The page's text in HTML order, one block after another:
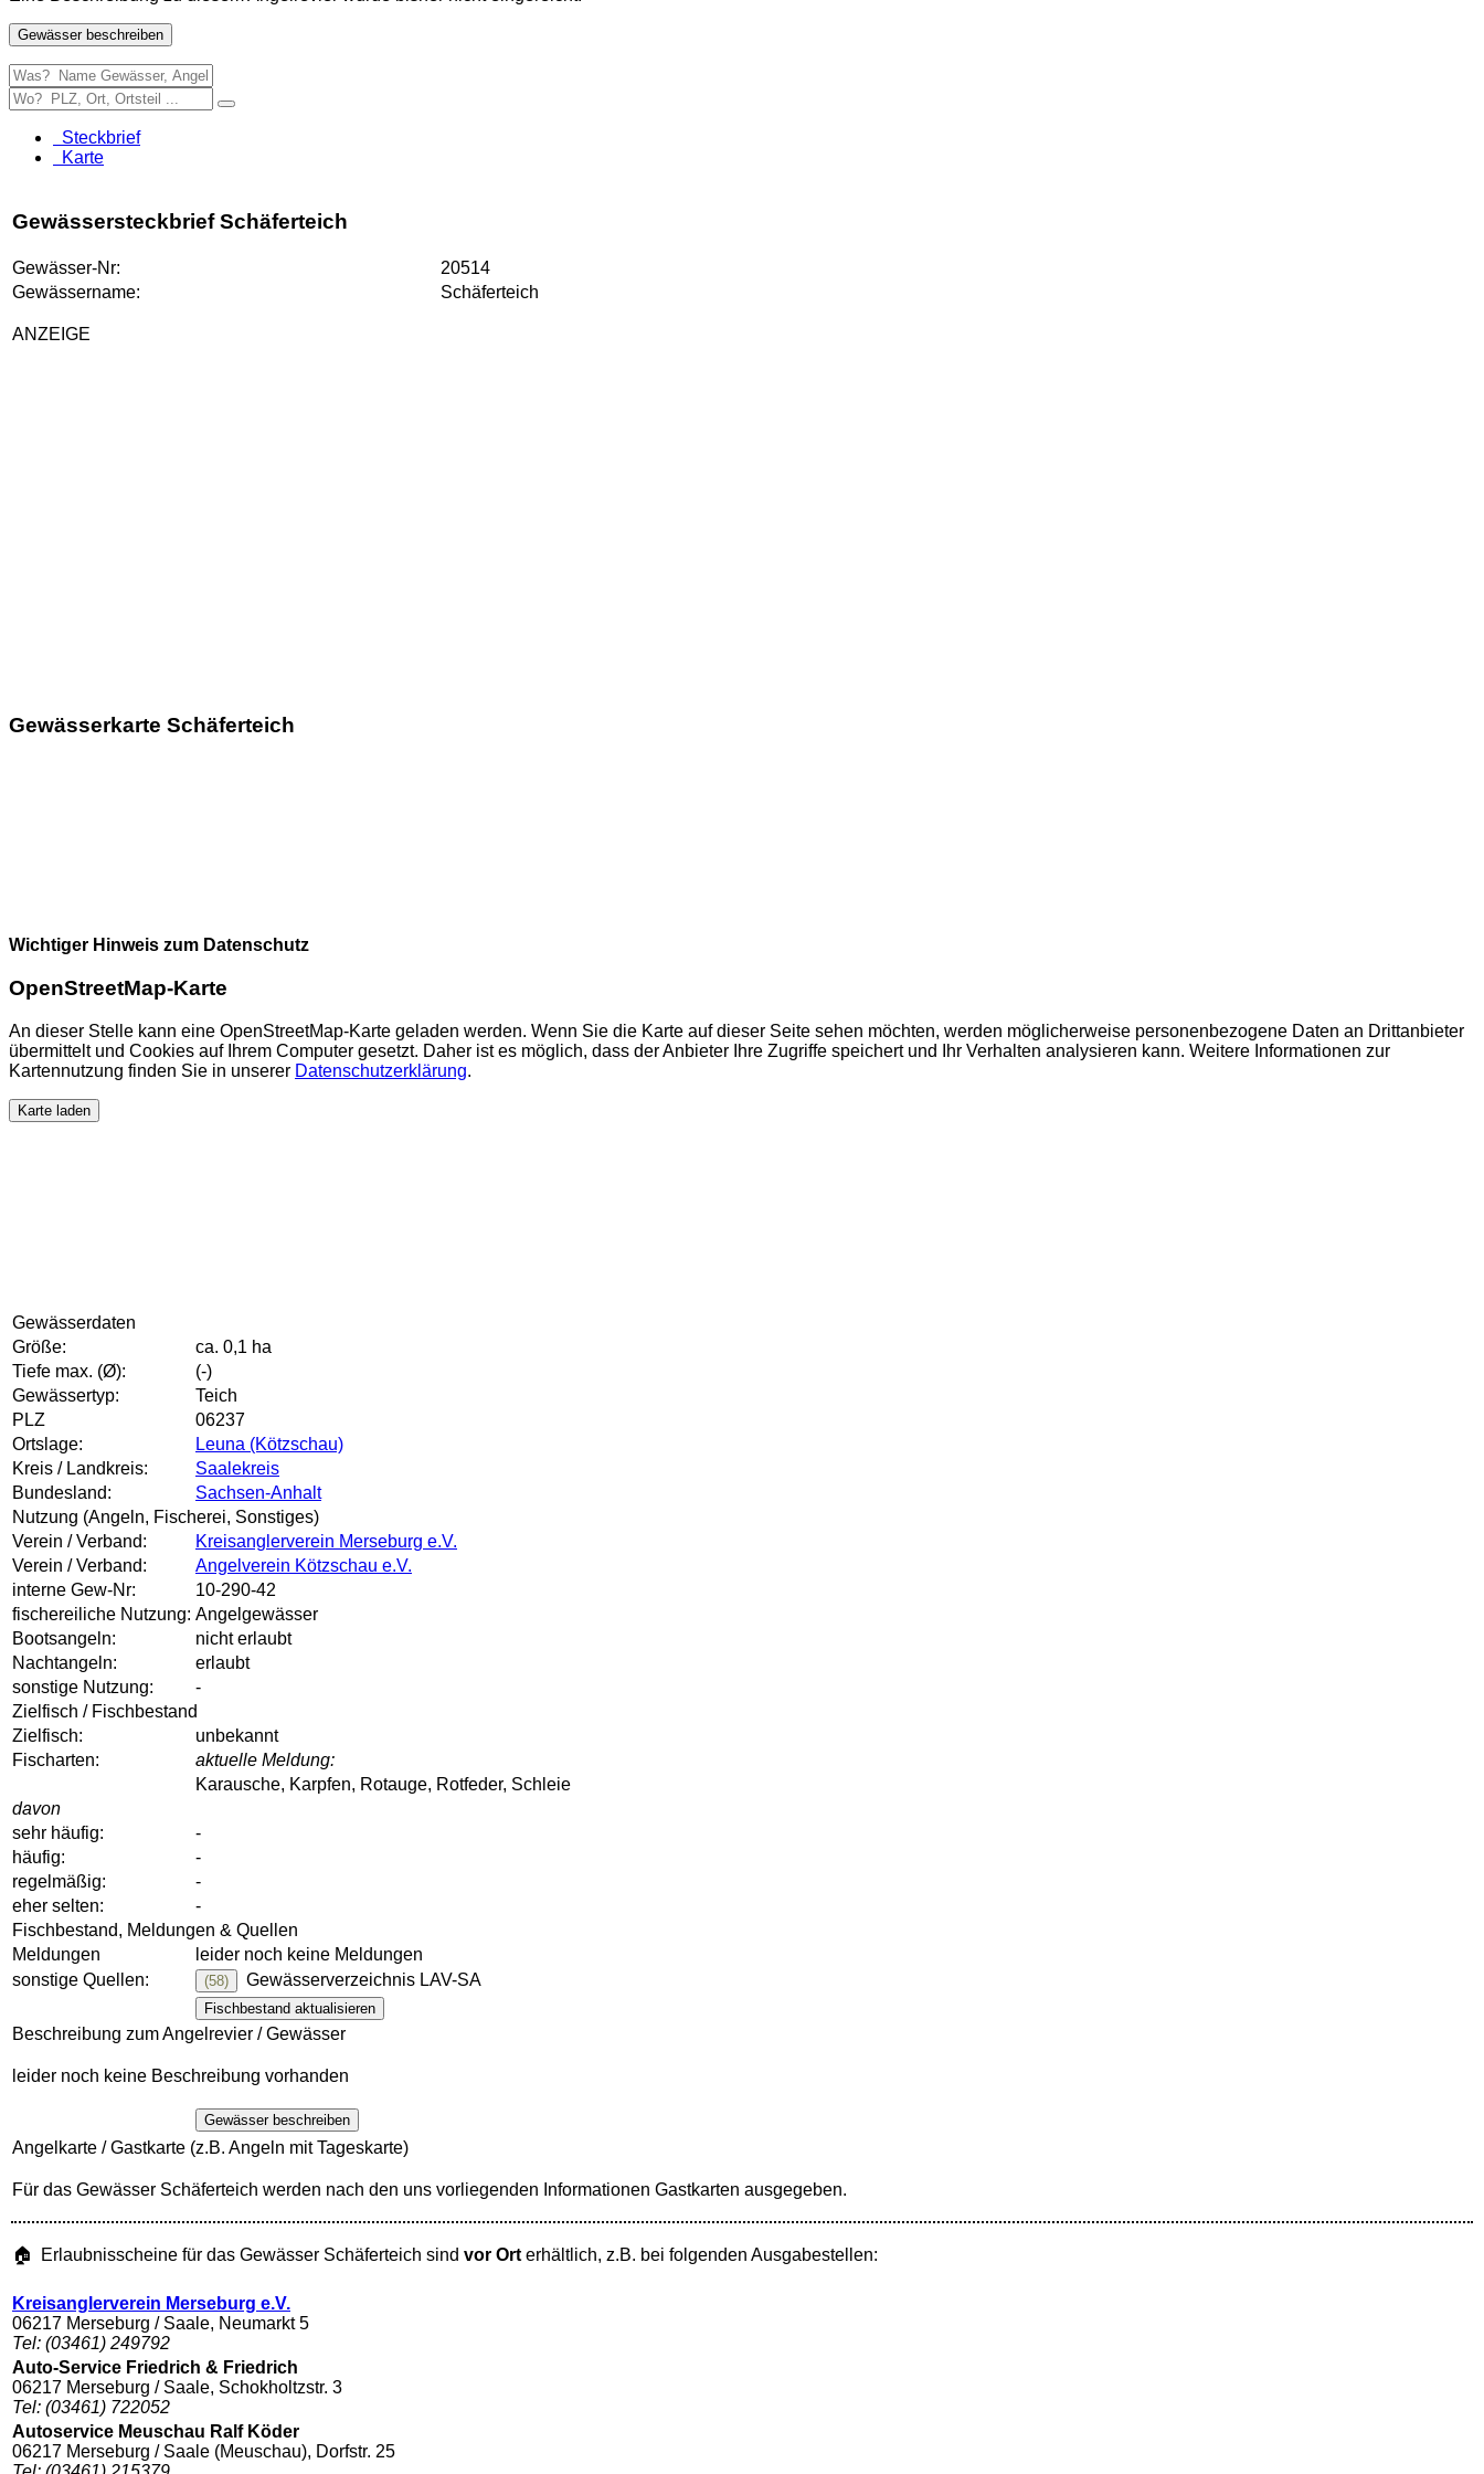
Gewässer beschreiben
Steckbrief
Karte
Gewässersteckbrief Schäferteich
Gewässer-Nr:
20514
Gewässername:
Schäferteich
ANZEIGE
Gewässerkarte Schäferteich
Wichtiger Hinweis zum Datenschutz
OpenStreetMap-Karte
An dieser Stelle kann eine OpenStreetMap-Karte geladen werden. Wenn Sie die Karte auf dieser Seite sehen möchten, werden möglicherweise personenbezogene Daten an Drittanbieter
übermittelt und Cookies auf Ihrem Computer gesetzt. Daher ist es möglich, dass der Anbieter Ihre Zugriffe speichert und Ihr Verhalten analysieren kann. Weitere Informationen zur
Kartennutzung finden Sie in unserer Datenschutzerklärung.
Karte laden
Gewässerdaten
Größe:
ca. 0,1 ha
Tiefe max. (Ø):
(-)
Gewässertyp:
Teich
PLZ
06237
Ortslage:
Leuna (Kötzschau)
Kreis / Landkreis:
Saalekreis
Bundesland:
Sachsen-Anhalt
Nutzung (Angeln, Fischerei, Sonstiges)
Verein / Verband:
Kreisanglerverein Merseburg e.V.
Verein / Verband:
Angelverein Kötzschau e.V.
interne Gew-Nr:
10-290-42
fischereiliche Nutzung: Angelgewässer
Bootsangeln:
nicht erlaubt
Nachtangeln:
erlaubt
sonstige Nutzung:
-
Zielfisch / Fischbestand
Zielfisch:
unbekannt
Fischarten:
aktuelle Meldung:
Karausche, Karpfen, Rotauge, Rotfeder, Schleie
davon
sehr häufig:
-
häufig:
-
regelmäßig:
-
eher selten:
-
Fischbestand, Meldungen & Quellen
Meldungen
leider noch keine Meldungen
sonstige Quellen:
(58) Gewässerverzeichnis LAV-SA
Fischbestand aktualisieren
Beschreibung zum Angelrevier / Gewässer
leider noch keine Beschreibung vorhanden
Gewässer beschreiben
Angelkarte / Gastkarte (z.B. Angeln mit Tageskarte)
Für das Gewässer Schäferteich werden nach den uns vorliegenden Informationen Gastkarten ausgegeben.
🏠 Erlaubnisscheine für das Gewässer Schäferteich sind vor Ort erhältlich, z.B. bei folgenden Ausgabestellen:
Kreisanglerverein Merseburg e.V.
06217 Merseburg / Saale, Neumarkt 5
Tel: (03461) 249792
Auto-Service Friedrich & Friedrich
06217 Merseburg / Saale, Schokholtzstr. 3
Tel: (03461) 722052
Autoservice Meuschau Ralf Köder
06217 Merseburg / Saale (Meuschau), Dorfstr. 25